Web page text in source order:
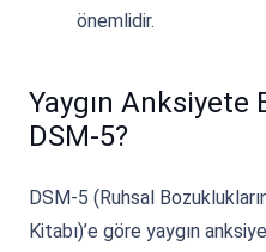
önemlidir.
Yaygın
DSM-5?
DSM-5 (Ruhsal
Kitabı)’e göre yaygın